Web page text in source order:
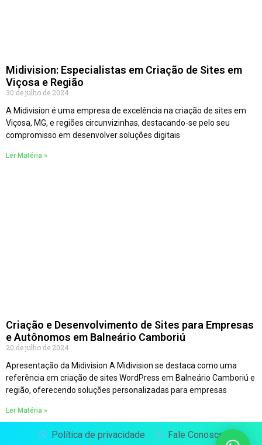
Midivision: Especialistas em Criação de Sites em
Viçosa e Região
30 de julho de 2024
A Midivision é uma empresa de excelência na criação de sites em
Viçosa, MG, e regiões circunvizinhas, destacando-se pelo seu
compromisso em desenvolver soluções digitais
Ler Matéria »
Criação e Desenvolvimento de Sites para Empresas
e Autônomos em Balneário Camboriú
20 de julho de 2024
Apresentação da Midivision A Midivision se destaca como uma
referência em criação de sites WordPress em Balneário Camboriú e
região, oferecendo soluções personalizadas para empresas
Ler Matéria »
Política de privacidade Fale Conosco